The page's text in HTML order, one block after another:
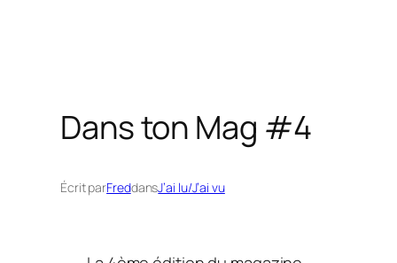
Dans ton Mag #4
Écrit parFreddansJ’ai lu/J’ai vu